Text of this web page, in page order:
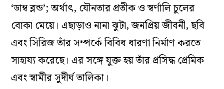
‘ডাম্ব ব্লন্ড’; অর্থাৎ, যৌনতার প্রতীক ও স্বর্ণালি চুলের
বোকা মেয়ে। এছাড়াও নানা ঝুটা, জনপ্রিয় জীবনী, ছবি
এবং সিরিজ তাঁর সম্পর্কে বিবিধ ধারণা নির্মাণ করতে
সাহায্য করেছে। এর সঙ্গে যুক্ত হয় তাঁর প্রসিদ্ধ প্রেমিক
এবং স্বামীর সুদীর্ঘ তালিকা।